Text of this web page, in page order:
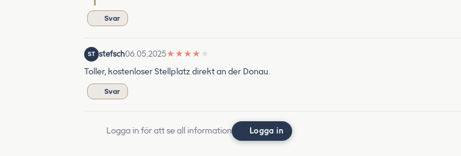
Svar
ST stefsch06.05.2025★ ★ ★ ★ ★
Toller, kostenloser Stellplatz direkt an der Donau.
Svar
Logga in för att se all information Logga in